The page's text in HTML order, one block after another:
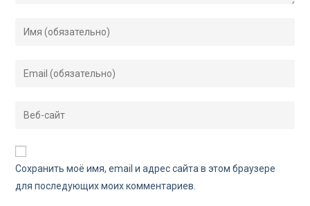
Сохранить моё имя, email и адрес сайта в этом браузере
для последующих моих комментариев.